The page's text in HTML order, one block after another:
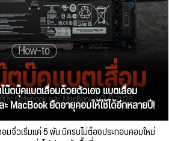
ตบุ๊คแบตเสื่อมด้วยตัวเอง แบตเสื่อม
MacBook ยืดอายุคอมให้ใช้ได้อีกหลายปี!
มจิ๋วเริ่มแค่ 5 พัน มีครบไม่ต้องประกอบคอมใหม่